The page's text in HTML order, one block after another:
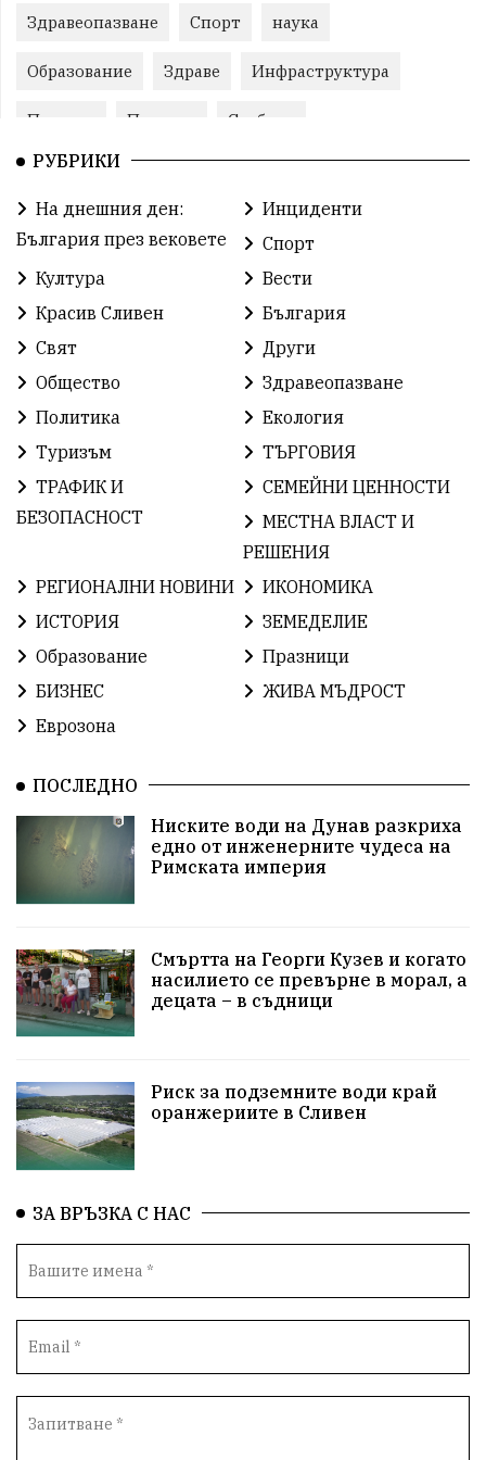
Здравеопазване Спорт наука
Образование Здраве Инфраструктура
Пеевски Протест Свобода
ИвелинМихайлов
Празник ГражданскоОбщество
РадостинВасилев ЛекаАтлетика
ХристоИлиев БългарскоЗемеделие
БългарскиСпорт
ОбщественИнтерес земеделие
ИсторияНаБългария Иновации САЩ
БългарскаГордост Археология Твърдица
Легенда Право
ОтровнатаЯбълка ЦветомирПетков
България2025
ИкономикаНаСъпротивата УрсулаФонДерЛайен
ПетърПетров
Технологии НародноСъбрание
ПравоваДържава Варна Родителство
ПътнаБезопасност Магнитски Санкции
ОколнаСреда
Общност ИсторическиПарк ВоенноВреме
Космос ВоднаКриза Вода Мир
Безопастност
БъдещевБългария ДостойнаБългария
РУБРИКИ
На днешния ден:
България през вековете
Инциденти
Спорт
Култура
Вести
Красив Сливен
България
Свят
Други
Общество
Здравеопазване
Политика
Екология
Туризъм
ТЪРГОВИЯ
ТРАФИК И
БЕЗОПАСНОСТ
СЕМЕЙНИ ЦЕННОСТИ
МЕСТНА ВЛАСТ И
РЕШЕНИЯ
РЕГИОНАЛНИ НОВИНИ
ИКОНОМИКА
ИСТОРИЯ
ЗЕМЕДЕЛИЕ
Образование
Празници
БИЗНЕС
ЖИВА МЪДРОСТ
Еврозона
ПОСЛЕДНО
Ниските води на Дунав разкриха
едно от инженерните чудеса на
Римската империя
Смъртта на Георги Кузев и когато
насилието се превърне в морал, а
децата – в съдници
Риск за подземните води край
оранжериите в Сливен
ЗА ВРЪЗКА С НАС